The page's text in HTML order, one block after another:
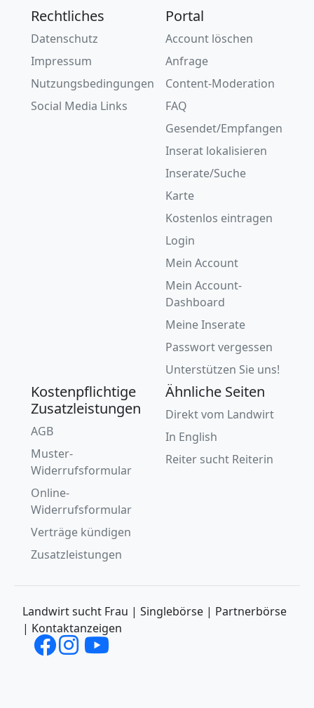
Rechtliches
Datenschutz
Impressum
Nutzungsbedingungen
Social Media Links
Portal
Account löschen
Anfrage
Content-Moderation
FAQ
Gesendet/Empfangen
Inserat lokalisieren
Inserate/Suche
Karte
Kostenlos eintragen
Login
Mein Account
Mein Account-
Dashboard
Meine Inserate
Passwort vergessen
Unterstützen Sie uns!
Kostenpflichtige
Zusatzleistungen
AGB
Muster-
Widerrufsformular
Online-
Widerrufsformular
Verträge kündigen
Zusatzleistungen
Ähnliche Seiten
Direkt vom Landwirt
In English
Reiter sucht Reiterin
Landwirt sucht Frau | Singlebörse | Partnerbörse
| Kontaktanzeigen